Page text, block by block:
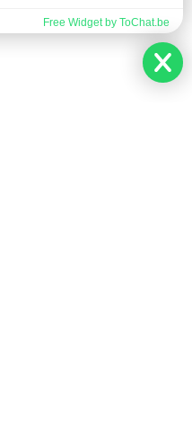
Free Widget by ToChat.be